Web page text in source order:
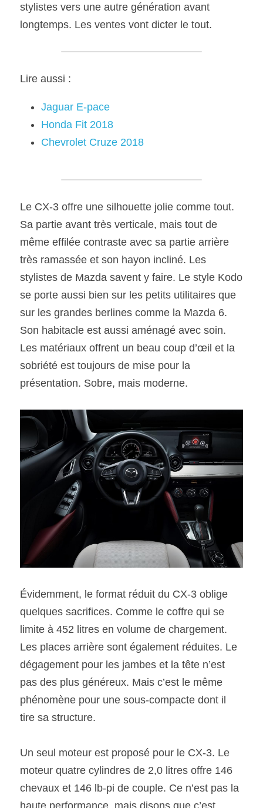
stylistes vers une autre génération avant
longtemps. Les ventes vont dicter le tout.
Lire aussi :
Jaguar E-pace
Honda Fit 2018
Chevrolet Cruze 2018
Le CX-3 offre une silhouette jolie comme tout.
Sa partie avant très verticale, mais tout de
même effilée contraste avec sa partie arrière
très ramassée et son hayon incliné. Les
stylistes de Mazda savent y faire. Le style Kodo
se porte aussi bien sur les petits utilitaires que
sur les grandes berlines comme la Mazda 6.
Son habitacle est aussi aménagé avec soin.
Les matériaux offrent un beau coup d’œil et la
sobriété est toujours de mise pour la
présentation. Sobre, mais moderne.
Évidemment, le format réduit du CX-3 oblige
quelques sacrifices. Comme le coffre qui se
limite à 452 litres en volume de chargement.
Les places arrière sont également réduites. Le
dégagement pour les jambes et la tête n’est
pas des plus généreux. Mais c’est le même
phénomène pour une sous-compacte dont il
tire sa structure.
Un seul moteur est proposé pour le CX-3. Le
moteur quatre cylindres de 2,0 litres offre 146
chevaux et 146 lb-pi de couple. Ce n’est pas la
haute performance, mais disons que c’est